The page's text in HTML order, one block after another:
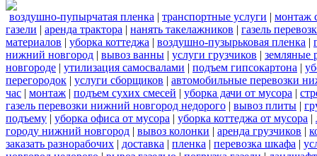
воздушно-пупырчатая пленка | транспортные услуги | монтаж
газели | аренда трактора | нанять такелажников | газель
материалов | уборка коттеджа | воздушно-пузырьковая пленка |
нижний новгород | вывоз ванны | услуги грузчиков | земляные
новгороде | утилизация самосвалами | подъем гипсокартона |
перегородок | услуги сборщиков | автомобильные перевозки
час | монтаж | подъем сухих смесей | уборка дачи от мусора |
газель перевозки нижний новгород недорого | вывоз плиты |
подъему | уборка офиса от мусора | уборка коттеджа от мусора |
городу нижний новгород | вывоз колонки | аренда грузчиков |
заказать разнорабочих | доставка | пленка | перевозка шкафа |